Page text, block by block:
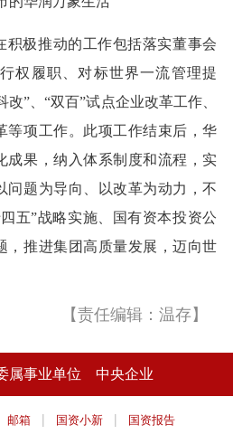
积极推动的工作包括落实董事会
权履职、对标世界一流管理提
改”、“双百”试点企业改革工作、
等项工作。此项工作结束后，华
成果，纳入体系制度和流程，实
问题为导向、以改革为动力，不
五”战略实施、国有资本投资公
，推进集团高质量发展，迈向世
【责任编辑：温存】
属事业单位 中央企业
邮箱 | 国资小新 | 国资报告